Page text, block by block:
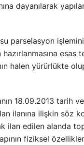
dayanılarak
parselasyon
halen yürürlükte
18.09.2013 tarih
ilanına ilişkin söz
ilan edilen alanda
fiziksel